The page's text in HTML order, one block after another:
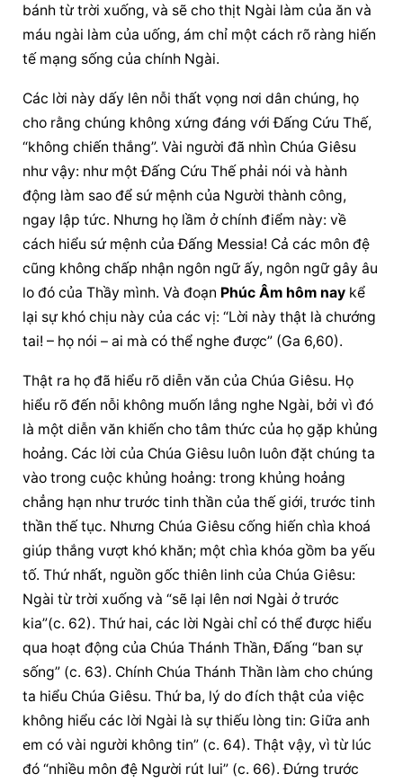
bánh từ trời xuống, và sẽ cho thịt Ngài làm của ăn và
máu ngài làm của uống, ám chỉ một cách rõ ràng hiến
tế mạng sống của chính Ngài.
Các lời này dấy lên nỗi thất vọng nơi dân chúng, họ
cho rằng chúng không xứng đáng với Đấng Cứu Thế,
“không chiến thắng”. Vài người đã nhìn Chúa Giêsu
như vậy: như một Đấng Cứu Thế phải nói và hành
động làm sao để sứ mệnh của Người thành công,
ngay lập tức. Nhưng họ lầm ở chính điểm này: về
cách hiểu sứ mệnh của Đấng Messia! Cả các môn đệ
cũng không chấp nhận ngôn ngữ ấy, ngôn ngữ gây âu
lo đó của Thầy mình. Và đoạn Phúc Âm hôm nay kể
lại sự khó chịu này của các vị: “Lời này thật là chướng
tai! – họ nói – ai mà có thể nghe được” (Ga 6,60).
Thật ra họ đã hiểu rõ diễn văn của Chúa Giêsu. Họ
hiểu rõ đến nỗi không muốn lắng nghe Ngài, bởi vì đó
là một diễn văn khiến cho tâm thức của họ gặp khủng
hoảng. Các lời của Chúa Giêsu luôn luôn đặt chúng ta
vào trong cuộc khủng hoảng: trong khủng hoảng
chẳng hạn như trước tinh thần của thế giới, trước tinh
thần thế tục. Nhưng Chúa Giêsu cống hiến chìa khoá
giúp thắng vượt khó khăn; một chìa khóa gồm ba yếu
tố. Thứ nhất, nguồn gốc thiên linh của Chúa Giêsu:
Ngài từ trời xuống và “sẽ lại lên nơi Ngài ở trước
kia”(c. 62). Thứ hai, các lời Ngài chỉ có thể được hiểu
qua hoạt động của Chúa Thánh Thần, Đấng “ban sự
sống” (c. 63). Chính Chúa Thánh Thần làm cho chúng
ta hiểu Chúa Giêsu. Thứ ba, lý do đích thật của việc
không hiểu các lời Ngài là sự thiếu lòng tin: Giữa anh
em có vài người không tin” (c. 64). Thật vậy, vì từ lúc
đó “nhiều môn đệ Người rút lui” (c. 66). Đứng trước